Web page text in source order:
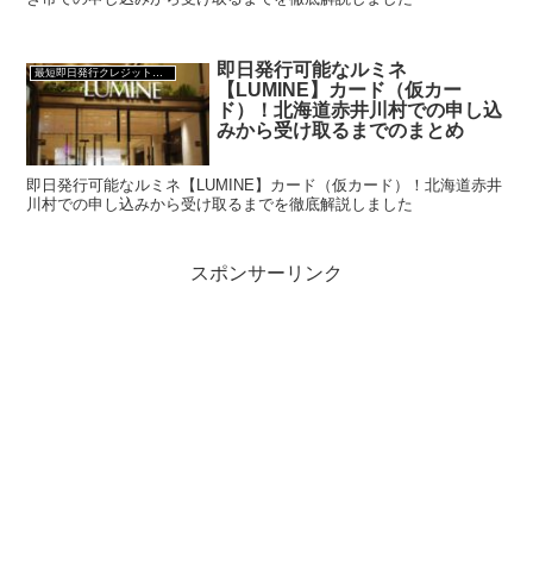
最短即日発行クレジットカード
即日発行可能なルミネ
【LUMINE】カード（仮カー
ド）！北海道赤井川村での申し込
みから受け取るまでのまとめ
即日発行可能なルミネ【LUMINE】カード（仮カード）！北海道赤井
川村での申し込みから受け取るまでを徹底解説しました
スポンサーリンク